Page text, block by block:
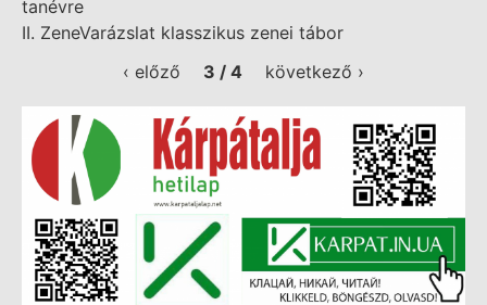
tanévre
II. ZeneVarázslat klasszikus zenei tábor
‹ előző
3 / 4 következő ›